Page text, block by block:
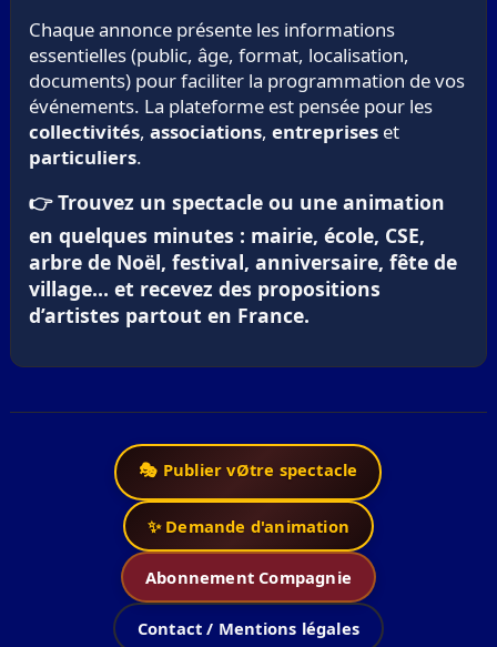
Chaque annonce présente les informations
essentielles (public, âge, format, localisation,
documents) pour faciliter la programmation de vos
événements. La plateforme est pensée pour les
collectivités, associations, entrepriseset
particuliers.
👉 Trouvez un spectacle ou une animation
en quelques minutes : mairie, école, CSE,
arbre de Noël, festival, anniversaire, fête de
village… et recevez des propositions
d’artistes partout en France.
🎭 Publier vØtre spectacle
✨ Demande d'animation
Abonnement Compagnie
Contact / Mentions légales